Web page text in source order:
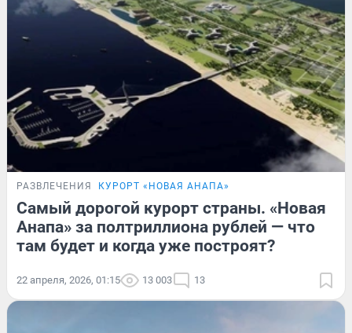
РАЗВЛЕЧЕНИЯ КУРОРТ «НОВАЯ АНАПА»
Самый дорогой курорт страны. «Новая
Анапа» за полтриллиона рублей — что
там будет и когда уже построят?
22 апреля, 2026, 01:15 13 003 13